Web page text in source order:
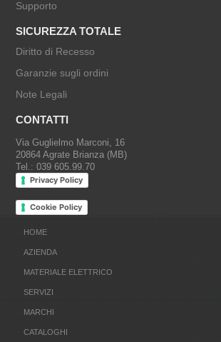
Supporto
SICUREZZA TOTALE
Diritto di Recesso
Garanzie sugli ordini
Note Legali
CONTATTI
Via Guglielmo Marconi, 16
20864 Agrate Brianza (MB)
Tel.: 039 605.99.70
Privacy Policy
Cookie Policy
HOME
AZIENDA
MATERIALE ELETTRICO
SERVIZI
MARCHI
CATALOGHI